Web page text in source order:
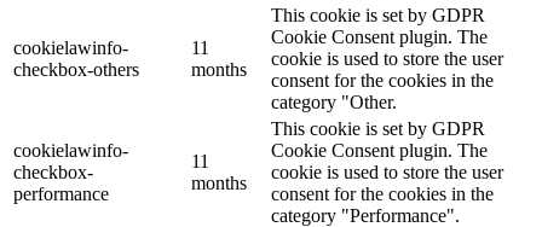
cookielawinfo-
checkbox-others
11
months
This cookie is set by GDPR
Cookie Consent plugin. The
cookie is used to store the user
consent for the cookies in the
category "Other.
cookielawinfo-
checkbox-
performance
11
months
This cookie is set by GDPR
Cookie Consent plugin. The
cookie is used to store the user
consent for the cookies in the
category "Performance".